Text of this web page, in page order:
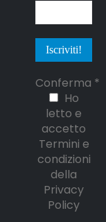
Conferma *
Ho
letto e
accetto
Termini e
condizioni
della
Privacy
Policy